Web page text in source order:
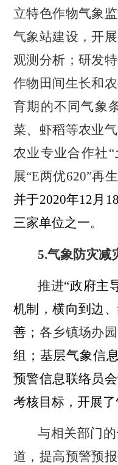
立特色作物气象
气象站建设，开
观测分析；研发
作物田间生长和
育期的不同气象
菜、虾稻等农业
农业专业合作社
展“E两优620”再
并于2020年12月 18
三家单位之一。
5.气象防灾减
推进“政府主
机制，横向到边
善； 各乡镇场办园
组；基层气象信
预警信息联络员
考核目标，开展
与相关部门
道，提高预警预